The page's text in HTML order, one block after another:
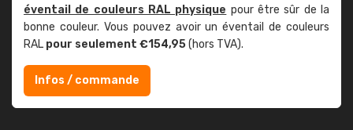
éventail de couleurs RAL physique pour être sûr de la
bonne couleur. Vous pouvez avoir un éventail de couleurs
RAL pour seulement €154,95(hors TVA).
Infos / commande